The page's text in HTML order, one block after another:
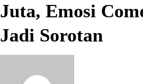
Juta, Emosi
Jadi Sorotan